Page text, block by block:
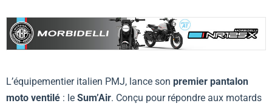
L’équipementier italien PMJ, lance son premier pantalon
moto ventilé : le Sum’Air. Conçu pour répondre aux motards